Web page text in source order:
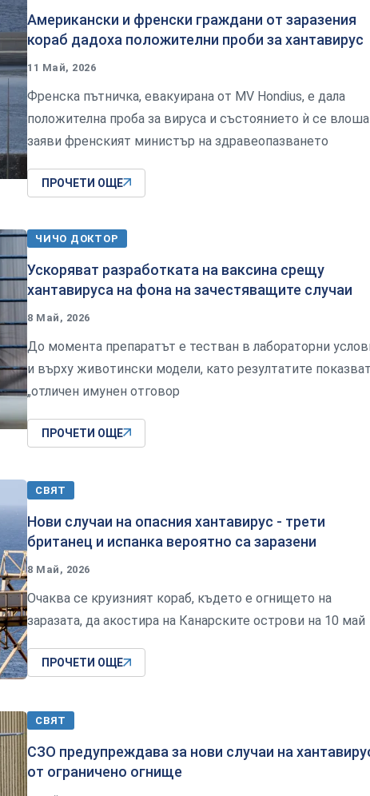
Американски и френски граждани от заразения
кораб дадоха положителни проби за хантавирус
11 Май, 2026
Френска пътничка, евакуирана от MV Hondius, е дала
положителна проба за вируса и състоянието ѝ се
заяви френският министър на здравеопазването
ПРОЧЕТИ ОЩЕ
ЧИЧО ДОКТОР
Ускоряват разработката на ваксина срещу
хантавируса на фона на зачестяващите случаи
8 Май, 2026
До момента препаратът е тестван в лабораторни
и върху животински модели, като резултатите
„отличен имунен отговор
ПРОЧЕТИ ОЩЕ
СВЯТ
Нови случаи на опасния хантавирус - трети
британец и испанка вероятно са заразени
8 Май, 2026
Очаква се круизният кораб, където е огнището на
заразата, да акостира на Канарските острови на 10 май
ПРОЧЕТИ ОЩЕ
СВЯТ
СЗО предупреждава за нови случаи на
от ограничено огнище